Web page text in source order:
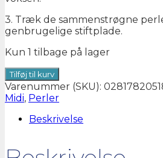
3. Træk de sammenstrøgne
genbrugelige stiftplade.
Kun 1 tilbage på lager
205-
18
Hama
6000
antal
Tilføj til kurv
Varenummer (SKU):
Midi, Perler
Beskrivelse